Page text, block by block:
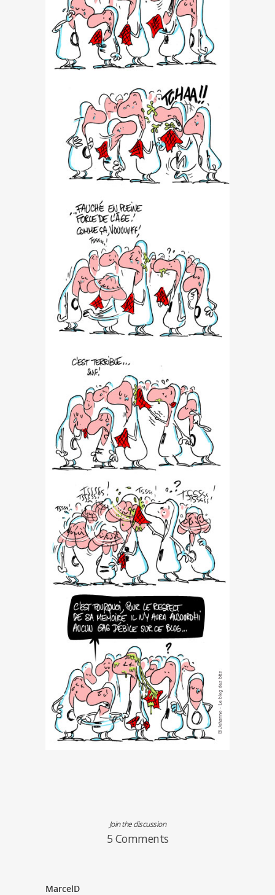
Join the discussion
5 Comments
MarcelD